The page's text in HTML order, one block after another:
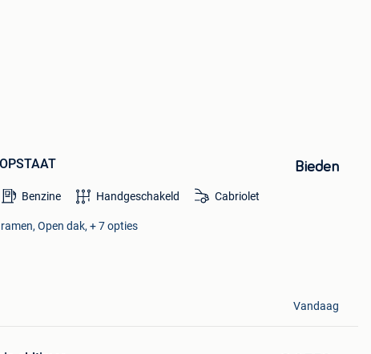
Bieden
Benzine Handgeschakeld Cabriolet
Open dak, + 7 opties
Vandaag